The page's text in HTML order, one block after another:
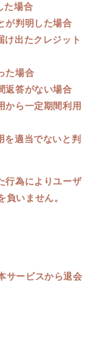
た場合
が判明した場合
け出たクレジット
た場合
返答がない場合
から一定期間利用
を適当でないと判
行為によりユーザ
いません。
サービスから退会